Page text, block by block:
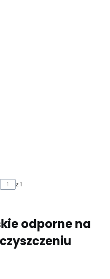
z 1
odporne na